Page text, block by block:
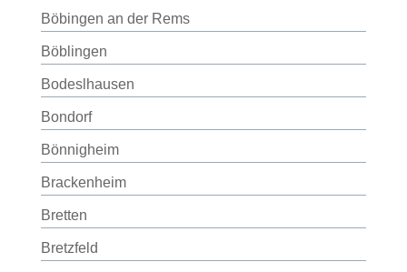
Böbingen an der Rems
Böblingen
Bodeslhausen
Bondorf
Bönnigheim
Brackenheim
Bretten
Bretzfeld